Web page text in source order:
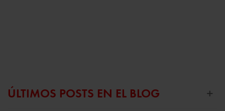
ÚLTIMOS POSTS EN EL BLOG